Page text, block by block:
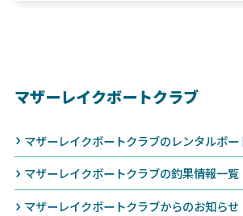
マザーレイクボートクラブ
マザーレイクボートクラブのレンタルボー
マザーレイクボートクラブの釣果情報一
マザーレイクボートクラブからのお知らせ